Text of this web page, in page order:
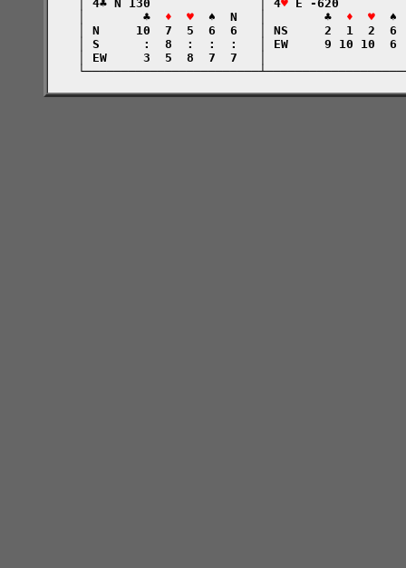
    │ 4♣ N 130               │ 4
♥ E -620
    │        ♣
♦  ♥
  ♠  N   │        ♣
♦  ♥
♠
│ N     10  7  5  6  6   │ NS     2  1  2
│ S      :  8  :  :  :   │ EW     9 10 10
│ EW     3  5  8  7  7   │